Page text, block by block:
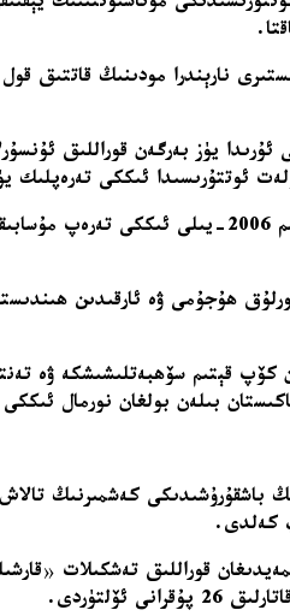
2016-يىلى ئۇرىدا يۈز
ئوتتۇرىسىدا ئىككى تەرەپلىك
ھۇجۇمى ۋە ئارقىدىن
كۆپ قېتىم سۆھبەتلىشىشكە ۋە
پاكىستان بىلەن بولغان نورمال
باشقۇرۇشىدىكى كەشمىرنىڭ
كەلدى.
قوراللىق تەشكىلات «
ئۆلتۈردى.